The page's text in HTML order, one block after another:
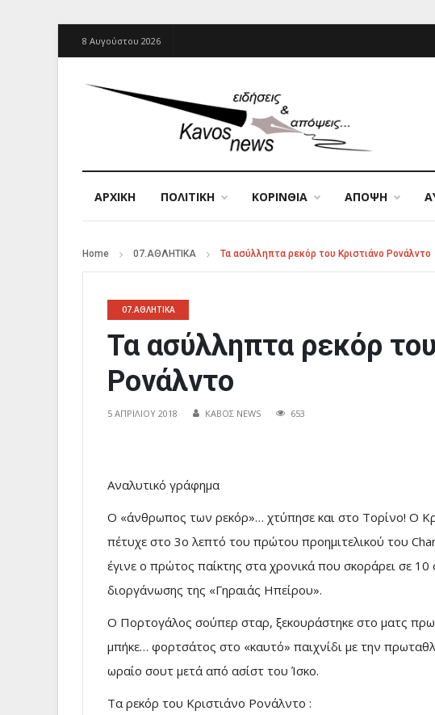
8 Αυγούστου 2026
ΑΡΧΙΚΉ ΠΟΛΙΤΙΚΗ ΚΟΡΙΝΘΙΑ ΑΠΟΨΗ
Home 07.ΑΘΛΗΤΙΚΑ Τα ασύλληπτα ρεκόρ του Κριστιάνο Ρονάλντο
07.ΑΘΛΗΤΙΚΑ
Τα ασύλληπτα ρεκόρ
Ρονάλντο
5 ΑΠΡΙΛΊΟΥ 2018 ΚΑΒΟΣ NEWS 653
Αναλυτικό γράφημα
Ο «άνθρωπος των ρεκόρ»… χτύπησε και στο Τορίνο! Ο
πέτυχε στο 3ο λεπτό του πρώτου προημιτελικού του
έγινε ο πρώτος παίκτης στα χρονικά που σκοράρει σε 10
διοργάνωσης της «Γηραιάς Ηπείρου».
Ο Πορτογάλος σούπερ σταρ, ξεκουράστηκε στο ματς
μπήκε… φορτσάτος στο «καυτό» παιχνίδι με την
ωραίο σουτ μετά από ασίστ του Ίσκο.
Τα ρεκόρ του Κριστιάνο Ρονάλντο :